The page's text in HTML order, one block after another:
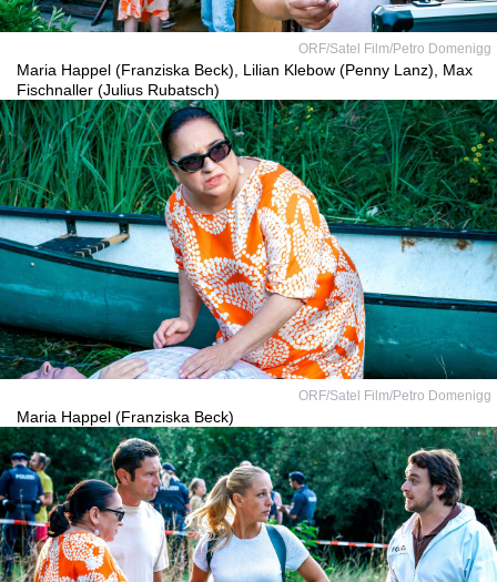
ORF/Satel Film/Petro Domenigg
Maria Happel (Franziska Beck), Lilian Klebow (Penny Lanz), Max
Fischnaller (Julius Rubatsch)
ORF/Satel Film/Petro Domenigg
Maria Happel (Franziska Beck)